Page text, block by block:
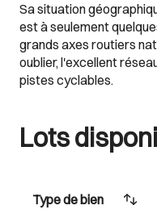
Sa situation
est à seulement
grands axes routiers
oublier, l'excellent
pistes cyclables.
Lots
Type de bien